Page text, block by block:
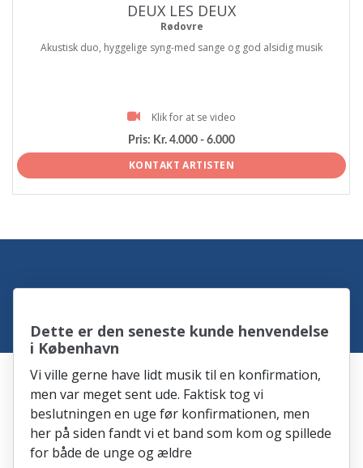
DEUX LES DEUX
Rødovre
Akustisk duo, hyggelige syng-med sange og god alsidig musik
Klik for at se video
Pris: Kr. 4.000 - 6.000
KONTAKT ARTISTEN
Dette er den seneste kunde henvendelse
i København
Vi ville gerne have lidt musik til en konfirmation,
men var meget sent ude. Faktisk tog vi
beslutningen en uge før konfirmationen, men
her på siden fandt vi et band som kom og spillede
for både de unge og ældre